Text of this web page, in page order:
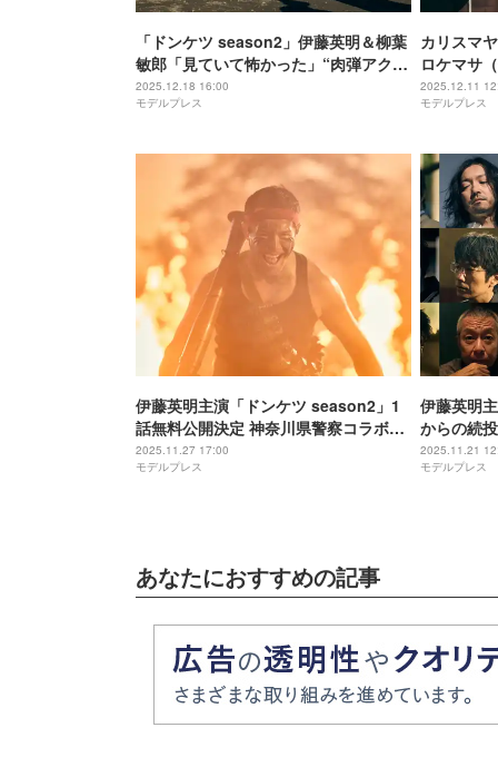
「ドンケツ season2」伊藤英明＆柳葉
敏郎「見ていて怖かった」“肉弾アクシ
ョン”秘話明かす 第5話場面写真も公開
2025.12.18 16:00
モデルプレス
カリスマ
ロケマサ
ケツ
解禁
2025.12.11
モデルプレス
伊藤英明主演「ドンケツ season2」1
話無料公開決定 神奈川県警察コラボポ
スター＆場面写真も解禁
2025.11.27 17:00
モデルプレス
伊藤英明
からの続
が実現
2025.11.21
モデルプレス
あなたにおすすめの記事